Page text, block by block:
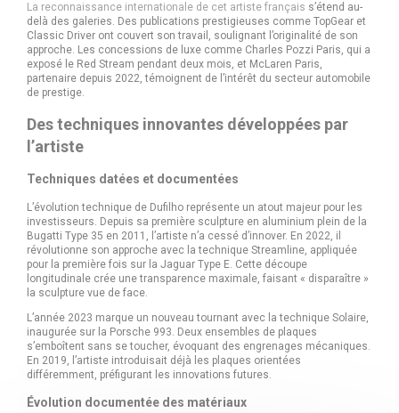
La reconnaissance internationale de cet artiste français s’étend au-
delà des galeries. Des publications prestigieuses comme TopGear et
Classic Driver ont couvert son travail, soulignant l’originalité de son
approche. Les concessions de luxe comme Charles Pozzi Paris, qui a
exposé le Red Stream pendant deux mois, et McLaren Paris,
partenaire depuis 2022, témoignent de l’intérêt du secteur automobile
de prestige.
Des techniques innovantes développées par
l’artiste
Techniques datées et documentées
L’évolution technique de Dufilho représente un atout majeur pour les
investisseurs. Depuis sa première sculpture en aluminium plein de la
Bugatti Type 35 en 2011, l’artiste n’a cessé d’innover. En 2022, il
révolutionne son approche avec la technique Streamline, appliquée
pour la première fois sur la Jaguar Type E. Cette découpe
longitudinale crée une transparence maximale, faisant « disparaître »
la sculpture vue de face.
L’année 2023 marque un nouveau tournant avec la technique Solaire,
inaugurée sur la Porsche 993. Deux ensembles de plaques
s’emboîtent sans se toucher, évoquant des engrenages mécaniques.
En 2019, l’artiste introduisait déjà les plaques orientées
différemment, préfigurant les innovations futures.
Évolution documentée des matériaux